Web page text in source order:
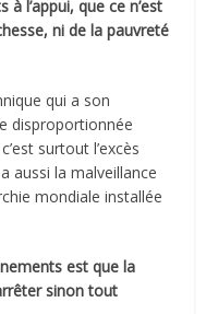
l’appui, que ce n’est
ni de la pauvreté
qui a son
disproportionnée
surtout l’excès
aussi la malveillance
mondiale installée
est que la
sinon tout